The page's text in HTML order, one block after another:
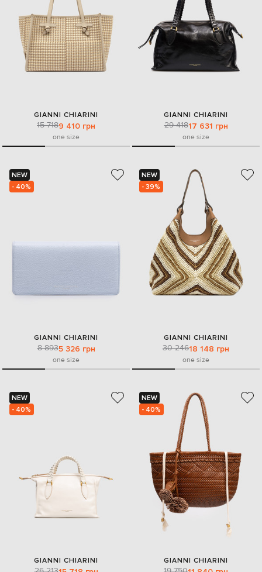
GIANNI CHIARINI
15 7189 410 грн
one size
GIANNI CHIARINI
29 41817 631 грн
one size
NEW
- 40%
GIANNI CHIARINI
8 8935 326 грн
one size
NEW
- 39%
GIANNI CHIARINI
30 24618 148 грн
one size
NEW
- 40%
GIANNI CHIARINI
NEW
- 40%
GIANNI CHIARINI